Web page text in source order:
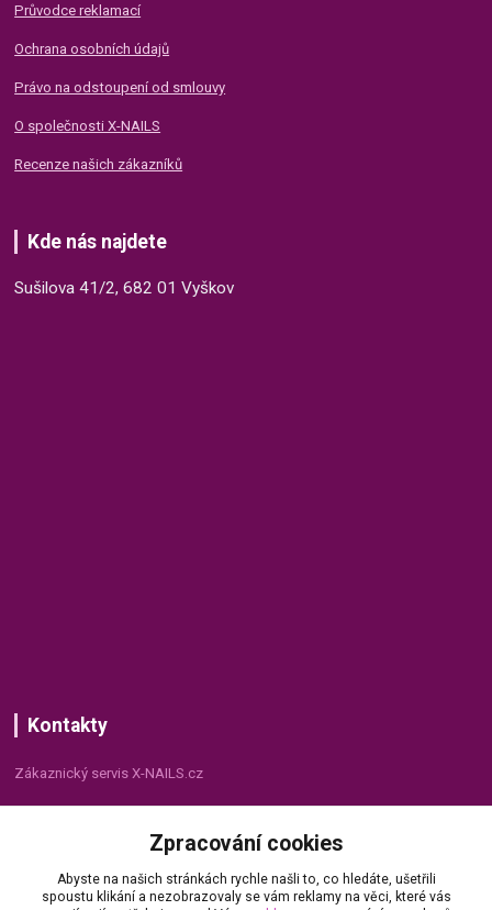
Průvodce reklamací
Ochrana osobních údajů
Právo na odstoupení od smlouvy
O společnosti X-NAILS
Recenze našich zákazníků
Kde nás najdete
Sušilova 41/2, 682 01 Vyškov
Kontakty
Zákaznický servis X-NAILS.cz
+420 735 055 075Zpracování cookies
Abyste na našich stránkách rychle našli to, co hledáte, ušetřili
spoustu klikání a nezobrazovaly se vám reklamy na věci, které vás